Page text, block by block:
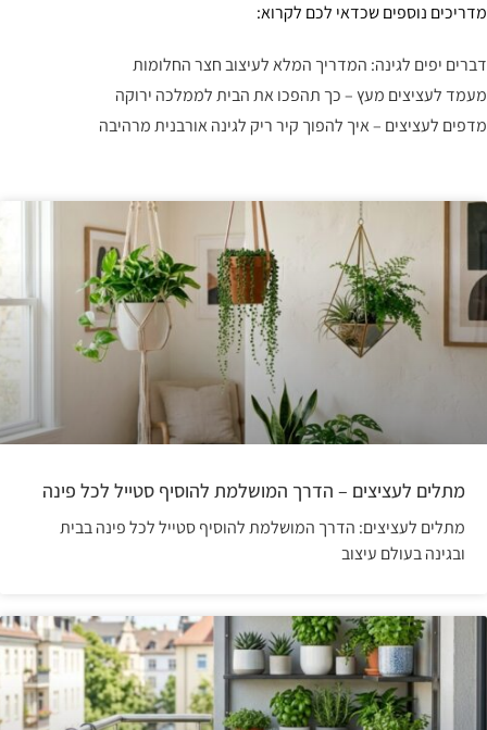
מתלים לעציצים – הדרך המושלמת להוסיף סטייל לכל פינה
מתלים לעציצים: הדרך המושלמת להוסיף סטייל לכל פינה בבית
ובגינה בעולם עיצוב
מדריכים נוספים שכדאי לכם לקרוא:
דברים יפים לגינה: המדריך המלא לעיצוב חצר החלומות
מעמד לעציצים מעץ – כך תהפכו את הבית לממלכה ירוקה
מדפים לעציצים – איך להפוך קיר ריק לגינה אורבנית מרהיבה